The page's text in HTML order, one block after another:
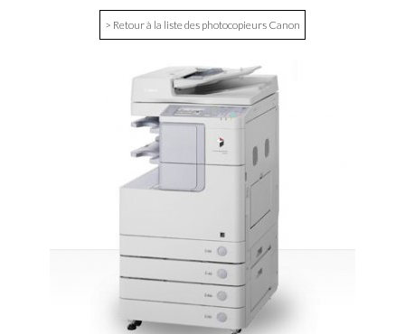
> Retour à la liste des photocopieurs Canon